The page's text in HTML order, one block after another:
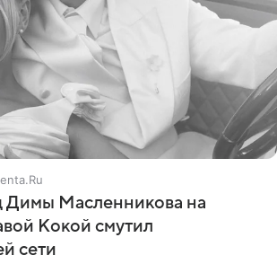
Димы Масленникова на
Кокой смутил
сети